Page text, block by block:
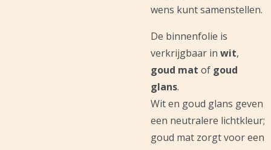
wens kunt samenstellen.
De binnenfolie is
verkrijgbaar in wit,
goud mat of goud
glans.
Wit en goud glans geven
een neutralere lichtkleur;
goud mat zorgt voor een